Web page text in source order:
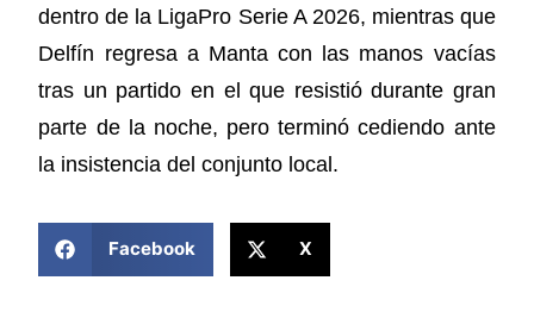
dentro de la LigaPro Serie A 2026, mientras que
Delfín regresa a Manta con las manos vacías
tras un partido en el que resistió durante gran
parte de la noche, pero terminó cediendo ante
la insistencia del conjunto local.
Facebook X